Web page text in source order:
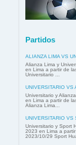
Partidos
ALIANZA LIMA VS
Alianza Lima y
en Lima a partir de
Universitario ...
UNIVERSITARIO VS
Universitario y
en Lima a partir de
Alianza Lima...
UNIVERSITARIO VS
Universitario y Sport
2023 en Lima a
2023/10/29 Sport